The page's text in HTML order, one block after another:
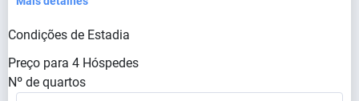
Condições de Estadia
Preço para 4 Hóspedes
Nº de quartos